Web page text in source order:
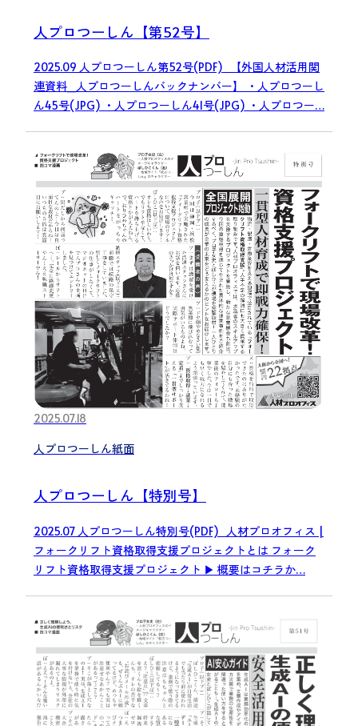
人プロつーしん【第52号】
2025.09 人プロつーしん第52号(PDF) 【外国人材活用関
連資料_人プロつーしんバックナンバー】 ・人プロつーし
ん45号(JPG) ・人プロつーしん41号(JPG) ・人プロつー…
2025.07.18
人プロつーしん紙面
人プロつーしん【特別号】
2025.07 人プロつーしん特別号(PDF) 人材プロオフィス |
フォークリフト資格取得支援プロジェクトとは フォーク
リフト資格取得支援プロジェクト ▶ 概要はコチラか…